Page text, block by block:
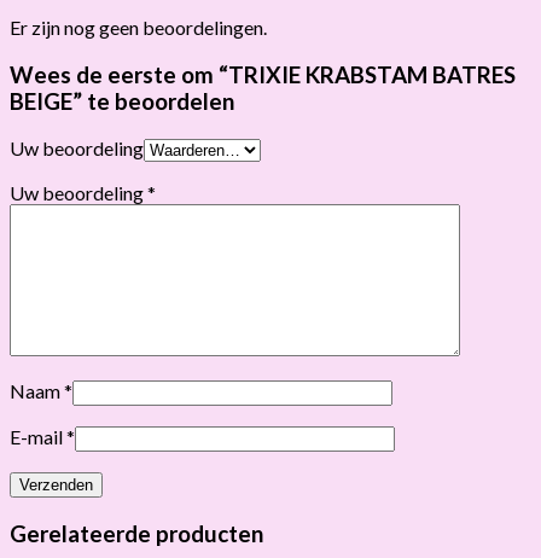
Er zijn nog geen beoordelingen.
Wees de eerste om “TRIXIE KRABSTAM BATRES
BEIGE” te beoordelen
Uw beoordeling
Uw beoordeling*
Naam*
E-mail*
Gerelateerde producten